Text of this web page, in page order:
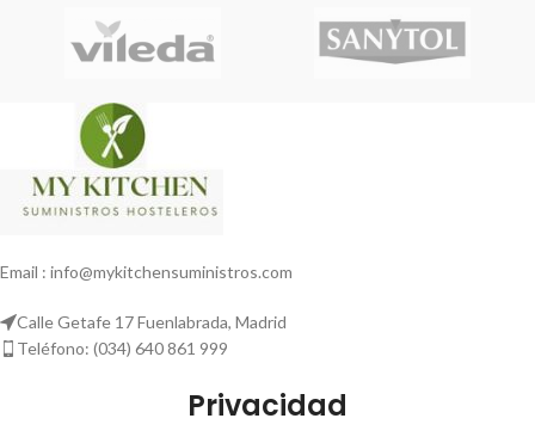
Email : info@mykitchensuministros.com
Calle Getafe 17 Fuenlabrada, Madrid
Teléfono: (034) 640 861 999
Privacidad